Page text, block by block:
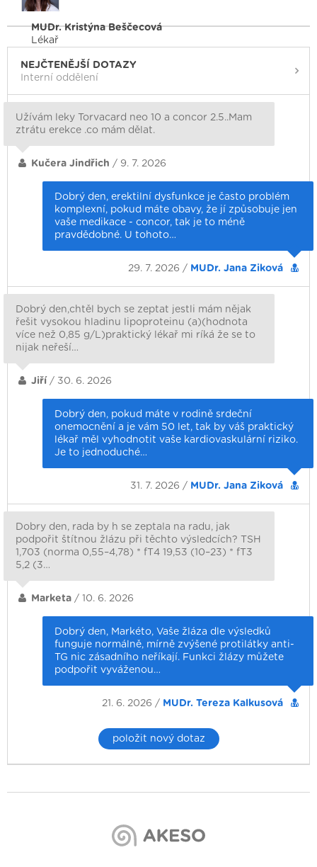
MUDr. Kristýna Beščecová
Lékař
NEJČTENĚJŠÍ DOTAZY
Interní oddělení
Užívám leky Torvacard neo 10 a concor 2.5..Mam
ztrátu erekce .co mám dělat.
Kučera Jindřich / 9. 7. 2026
Dobrý den, erektilní dysfunkce je často problém
komplexní, pokud máte obavy, že jí způsobuje jen
vaše medikace - concor, tak je to méně
pravdědobné. U tohoto…
29. 7. 2026 / MUDr. Jana Ziková
Dobrý den,chtěl bych se zeptat jestli mám nějak
řešit vysokou hladinu lipoproteinu (a)(hodnota
více než 0,85 g/L)praktický lékař mi ríká že se to
nijak neřeší…
Jiří / 30. 6. 2026
Dobrý den, pokud máte v rodině srdeční
onemocnění a je vám 50 let, tak by váš praktický
lékař měl vyhodnotit vaše kardiovaskulární riziko.
Je to jednoduché…
31. 7. 2026 / MUDr. Jana Ziková
Dobry den, rada by h se zeptala na radu, jak
podpořit štítnou žlázu při těchto výsledcích? TSH
1,703 (norma 0,55–4,78) * fT4 19,53 (10–23) * fT3
5,2 (3…
Marketa / 10. 6. 2026
Dobrý den, Markéto, Vaše žláza dle výsledků
funguje normálně, mírně zvýšené protilátky anti-
TG nic zásadního neříkají. Funkci žlázy můžete
podpořit vyváženou…
21. 6. 2026 / MUDr. Tereza Kalkusová
položit nový dotaz